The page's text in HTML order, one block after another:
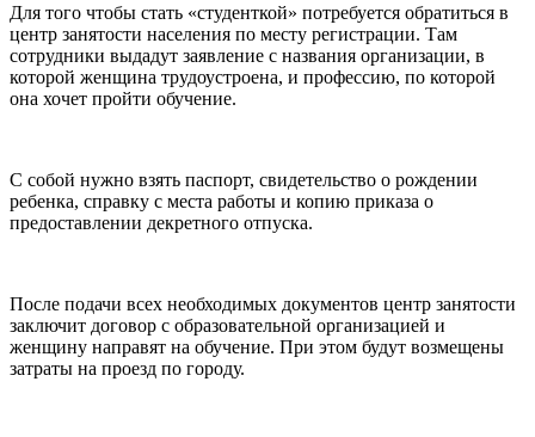
Для того чтобы стать «студенткой» потребуется обратиться в
центр занятости населения по месту регистрации. Там
сотрудники выдадут заявление с названия организации, в
которой женщина трудоустроена, и профессию, по которой
она хочет пройти обучение.
С собой нужно взять паспорт, свидетельство о рождении
ребенка, справку с места работы и копию приказа о
предоставлении декретного отпуска.
После подачи всех необходимых документов центр занятости
заключит договор с образовательной организацией и
женщину направят на обучение. При этом будут возмещены
затраты на проезд по городу.